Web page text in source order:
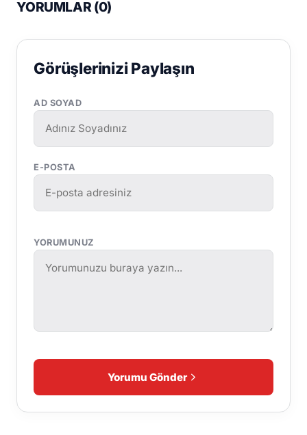
YORUMLAR (0)
Görüşlerinizi Paylaşın
AD SOYAD
E-POSTA
YORUMUNUZ
Yorumu Gönder